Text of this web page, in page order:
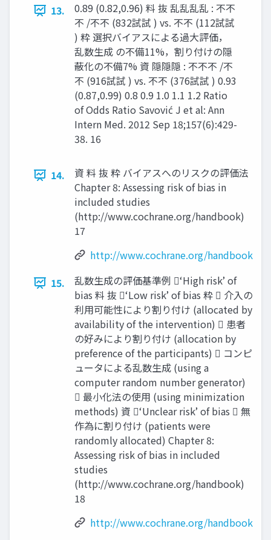
13.
0.89 (0.82,0.96) 料 抜 乱乱乱乱 : 不不
不 /不不 (832試試 ) vs. 不不 (112試試
) 粋 選択バイアスによる過大評価，
乱数生成 の不備11%，割り付けの隠
蔽化の不備7% 資 隠隠隠 : 不不不 /不
不 (916試試 ) vs. 不不 (376試試 ) 0.93
(0.87,0.99) 0.8 0.9 1.0 1.1 1.2 Ratio
of Odds Ratio Savović J et al: Ann
Intern Med. 2012 Sep 18;157(6):429-
38. 16
14.
資 料 抜 粋 バイアスへのリスクの評価法
Chapter 8: Assessing risk of bias in
included studies
(http://www.cochrane.org/handbook)
17
http://www.cochrane.org/handbook
15.
乱数生成の評価基準例 ‘High risk’ of
bias 料 抜 ‘Low risk’ of bias 粋  介⼊の
利⽤可能性により割り付け (allocated by
availability of the intervention)  患者
の好みにより割り付け (allocation by
preference of the participants)  コンピ
ュータによる乱数生成 (using a
computer random number generator)
 最小化法の使⽤ (using minimization
methods) 資 ‘Unclear risk’ of bias  無
作為に割り付け (patients were
randomly allocated) Chapter 8:
Assessing risk of bias in included
studies
(http://www.cochrane.org/handbook)
18
http://www.cochrane.org/handbook